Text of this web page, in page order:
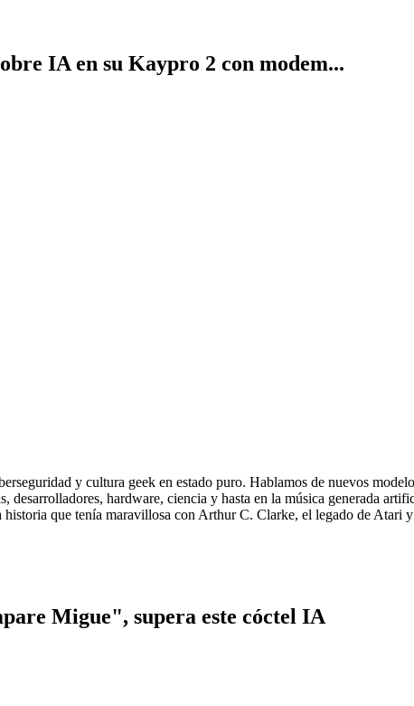
IA en su Kaypro 2 con modem...
y cultura geek en estado puro. Hablamos de nuevos
hardware, ciencia y hasta en la música generada
que tenía maravillosa con Arthur C. Clarke, el legado de Atari
Migue", supera este cóctel IA